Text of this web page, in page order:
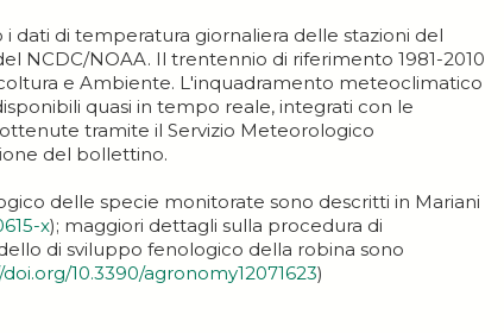
dati di temperatura giornaliera delle stazioni del
NCDC/NOAA. Il trentennio di riferimento 1981-2010
e Ambiente. L'inquadramento meteoclimatico
quasi in tempo reale, integrati con le
tramite il Servizio Meteorologico
del bollettino.
delle specie monitorate sono descritti in Mariani
x); maggiori dettagli sulla procedura di
di sviluppo fenologico della robina sono
10.3390/agronomy12071623)